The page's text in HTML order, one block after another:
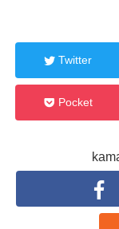
Twitter
Pocket